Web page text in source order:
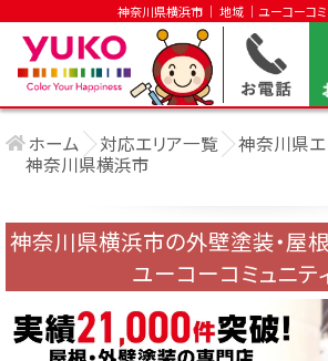
神奈川県横浜市 │ 地域 │ユーコーコミ
ホーム 対応エリア一覧
神奈川県エ
神奈川県横浜市
神奈川県横浜市の外壁塗装・屋
ユーコーコミュニテ